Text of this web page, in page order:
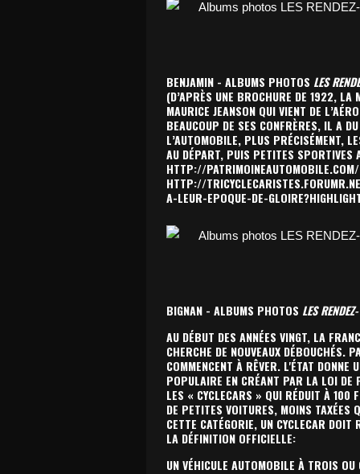
BENJAMIN - ALBUMS PHOTOS LES
(D’APRÈS UNE BROCHURE DE 1922, LA
MAURICE JEANSON QUI VIENT DE
BEAUCOUP DE SES CONFRÈRES, IL A
L’AUTOMOBILE, PLUS PRÉCISÉMENT,
AU DÉPART, PUIS PETITES
HTTP://
HTTP://
A-LEUR-EPOQUE-DE-
BIGNAN - ALBUMS PHOTOS LES
AU DÉBUT DES ANNÉES VINGT, LA
CHERCHE DE NOUVEAUX DÉBOUCHÉS.
COMMENCENT À RÊVER. L'ÉTAT DONNE
POPULAIRE EN CRÉANT PAR LA LOI DE
LES « CYCLECARS » QUI RÉDUIT À 100
DE PETITES VOITURES, MOINS TAXÉES
CETTE CATÉGORIE, UN CYCLECAR
LA DÉFINITION OFFICIELLE:
UN VÉHICULE AUTOMOBILE À TROIS OU